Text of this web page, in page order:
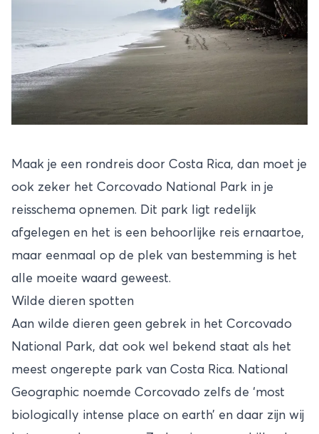
Maak je een rondreis door Costa Rica, dan moet je
ook zeker het Corcovado National Park in je
reisschema opnemen. Dit park ligt redelijk
afgelegen en het is een behoorlijke reis ernaartoe,
maar eenmaal op de plek van bestemming is het
alle moeite waard geweest.
Wilde dieren spotten
Aan wilde dieren geen gebrek in het Corcovado
National Park, dat ook wel bekend staat als het
meest ongerepte park van Costa Rica. National
Geographic noemde Corcovado zelfs de ‘most
biologically intense place on earth’ en daar zijn wij